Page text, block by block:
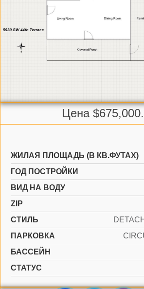
Цена
ЖИЛАЯ ПЛОЩАДЬ (В КВ.ФУТАХ)
ГОД ПОСТРОЙКИ
ВИД НА ВОДУ
ZIP
СТИЛЬ
ПАРКОВКА
БАССЕЙН
СТАТУС